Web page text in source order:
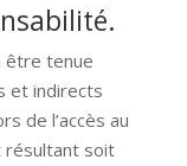
être tenue
et indirects
de l’accès au
résultant soit